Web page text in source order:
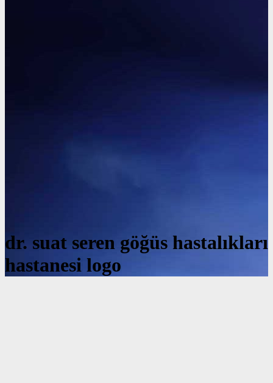
dr. suat seren göğüs hastalıkları
hastanesi logo